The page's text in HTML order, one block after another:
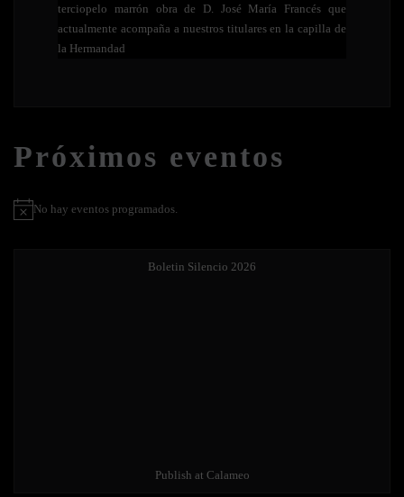
terciopelo marrón obra de D. José María Francés que
actualmente acompaña a nuestros titulares en la capilla de
la Hermandad
Próximos eventos
Aviso
No hay eventos programados.
Boletin Silencio 2026
Publish at Calameo